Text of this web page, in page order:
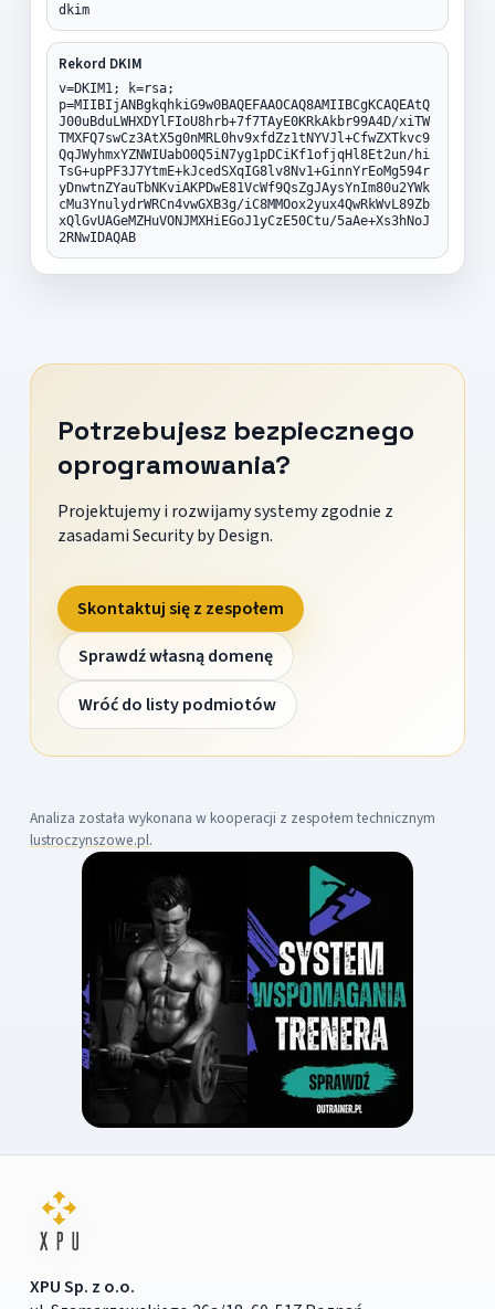
dkim
Rekord DKIM
v=DKIM1; k=rsa;
p=MIIBIjANBgkqhkiG9w0BAQEFAAOCAQ8AMIIBCgKCAQEAtQ
J00uBduLWHXDYlFIoU8hrb+7f7TAyE0KRkAkbr99A4D/xiTW
TMXFQ7swCz3AtX5g0nMRL0hv9xfdZz1tNYVJl+CfwZXTkvc9
QqJWyhmxYZNWIUabO0Q5iN7yg1pDCiKf1ofjqHl8Et2un/hi
TsG+upPF3J7YtmE+kJcedSXqIG8lv8Nv1+GinnYrEoMg594r
yDnwtnZYauTbNKviAKPDwE81VcWf9QsZgJAysYnIm80u2YWk
cMu3YnulydrWRCn4vwGXB3g/iC8MMOox2yux4QwRkWvL89Zb
xQlGvUAGeMZHuVONJMXHiEGoJ1yCzE50Ctu/5aAe+Xs3hNoJ
2RNwIDAQAB
Potrzebujesz bezpiecznego
oprogramowania?
Projektujemy i rozwijamy systemy zgodnie z
zasadami Security by Design.
Skontaktuj się z zespołem
Sprawdź własną domenę
Wróć do listy podmiotów
Analiza została wykonana w kooperacji z zespołem technicznym
lustroczynszowe.pl.
XPU Sp. z o.o.